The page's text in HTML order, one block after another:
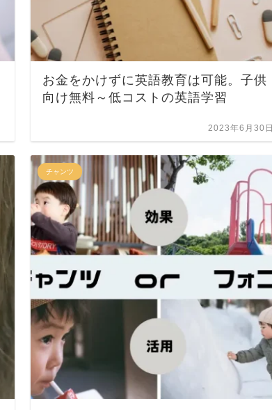
お金をかけずに英語教育は可能。子供
向け無料～低コストの英語学習
2023年6月30日
チャンツ